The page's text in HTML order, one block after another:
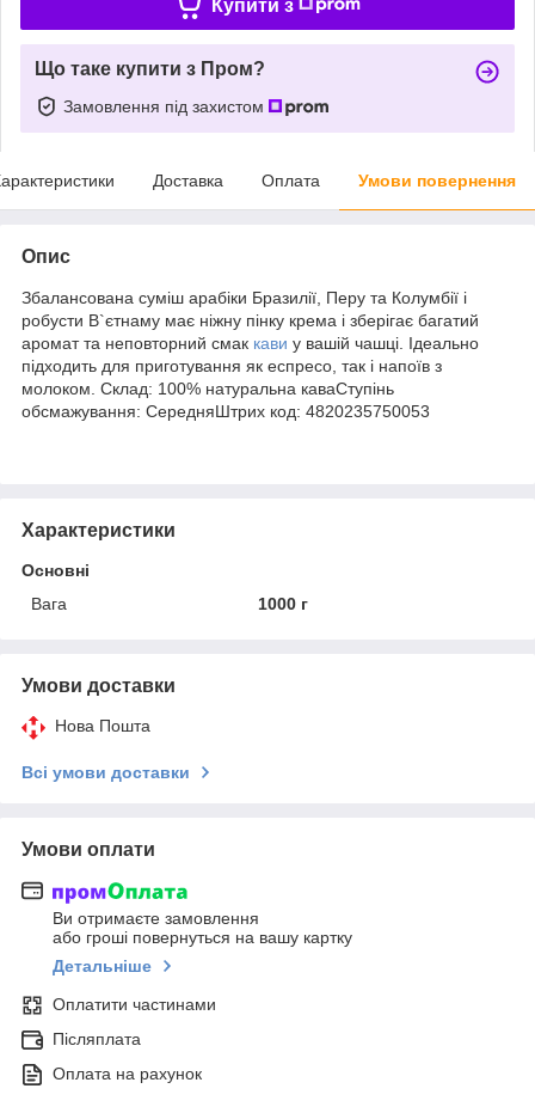
Купити з
Що таке купити з Пром?
Замовлення під захистом
Доставка Оплата Умови повернення
Опис
Збалансована суміш арабіки Бразилії, Перу та Колумбії і
робусти В`єтнаму має ніжну пінку крема і зберігає багатий
аромат та неповторний смак кави у вашій чашці. Ідеально
підходить для приготування як еспресо, так і напоїв з
молоком. Склад: 100% натуральна каваСтупінь
обсмажування: СередняШтрих код: 4820235750053
Характеристики
Основні
Вага
1000 г
Умови доставки
Нова Пошта
Всі умови доставки
Умови оплати
Ви отримаєте замовлення
або гроші повернуться на вашу картку
Детальніше
Оплатити частинами
Післяплата
Оплата на рахунок